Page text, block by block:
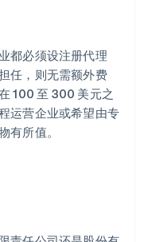
都必须设注册代理
任，则无需额外费
100 至 300 美元之
运营企业或希望由专
有所值。